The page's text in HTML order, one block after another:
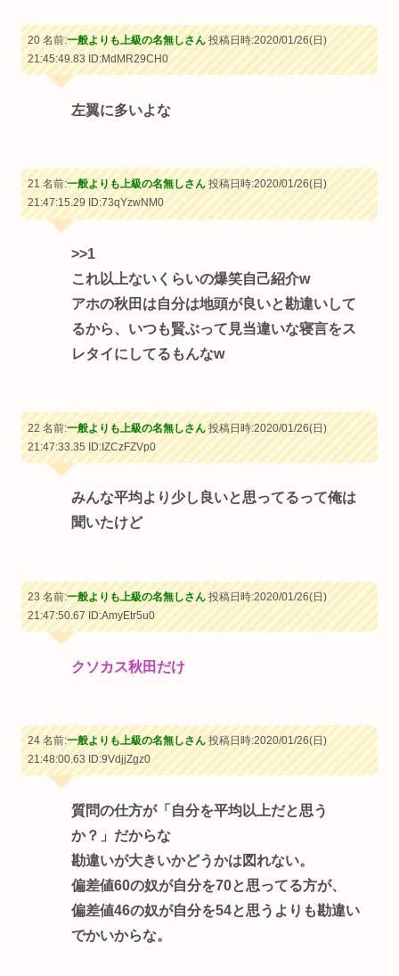
20 名前:一般よりも上級の名無しさん投稿日時:2020/01/26(日)
21:45:49.83ID:MdMR29CH0
左翼に多いよな
21 名前:一般よりも上級の名無しさん投稿日時:2020/01/26(日)
21:47:15.29ID:73qYzwNM0
>>1
これ以上ないくらいの爆笑自己紹介w
アホの秋田は自分は地頭が良いと勘違いして
るから、いつも賢ぶって見当違いな寝言をス
レタイにしてるもんなw
22 名前:一般よりも上級の名無しさん投稿日時:2020/01/26(日)
21:47:33.35ID:IZCzFZVp0
みんな平均より少し良いと思ってるって俺は
聞いたけど
23 名前:一般よりも上級の名無しさん投稿日時:2020/01/26(日)
21:47:50.67ID:AmyEtr5u0
クソカス秋田だけ
24 名前:一般よりも上級の名無しさん投稿日時:2020/01/26(日)
21:48:00.63ID:9VdjjZgz0
質問の仕方が「自分を平均以上だと思う
か？」だからな
勘違いが大きいかどうかは図れない。
偏差値60の奴が自分を70と思ってる方が、
偏差値46の奴が自分を54と思うよりも勘違い
でかいからな。